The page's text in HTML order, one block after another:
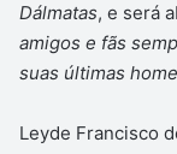
Dálmatas, e será
amigos e fãs
suas últimas
Leyde Francisco